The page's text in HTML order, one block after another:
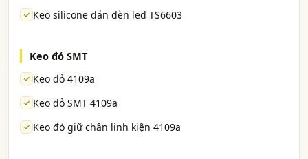
Keo silicone dán đèn led TS6603
Keo đỏ SMT
Keo đỏ 4109a
Keo đỏ SMT 4109a
Keo đỏ giữ chân linh kiện 4109a